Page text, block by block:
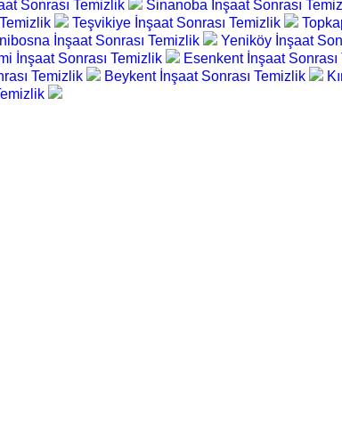
Sonrası Temizlik Sinanoba İnşaat Sonrası
Teşvikiye İnşaat Sonrası Temizlik
İnşaat Sonrası Temizlik Yeniköy İnşaat
İnşaat Sonrası Temizlik Esenkent İnşaat
Temizlik Beykent İnşaat Sonrası Temizlik